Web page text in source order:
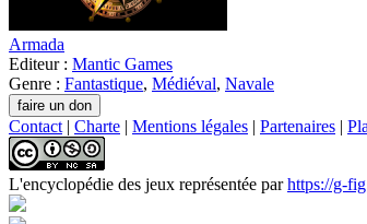
Armada
Editeur : Mantic Games
Genre : Fantastique, Médiéval, Navale
Contact | Charte | Mentions légales | Partenaires |
L'encyclopédie des jeux représentée parhttps://g-